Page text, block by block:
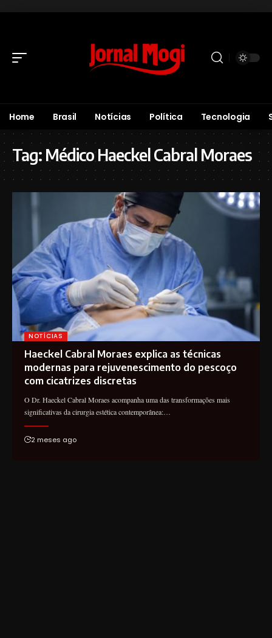
Home Brasil Notícias Política Tecnologia
Tag: Médico Haeckel Cabral Moraes
NOTÍCIAS
Haeckel Cabral Moraes explica as técnicas
modernas para rejuvenescimento do pescoço
com cicatrizes discretas
O Dr. Haeckel Cabral Moraes acompanha uma das transformações mais
significativas da cirurgia estética contemporânea:…
2 meses ago